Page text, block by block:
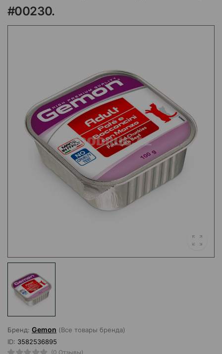
#00230.
Бренд: Gemon (Все товары бренда)
ID: 3582536895
(0 Отзывы)